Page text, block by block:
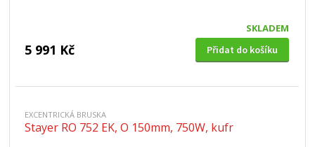
SKLADEM
5 991 Kč Přidat do košíku
EXCENTRICKÁ BRUSKA
Stayer RO 752 EK, O 150mm, 750W, kufr